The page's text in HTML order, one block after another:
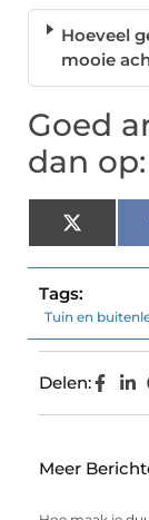
Hoeveel
mooie
Goed
dan op:
X
Tags:
Tuin en
Delen:
Meer